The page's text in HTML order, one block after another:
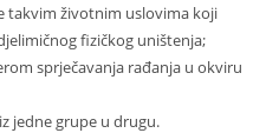
takvim životnim uslovima koji
fizičkog uništenja;
sprječavanja rađanja u okviru
jedne grupe u drugu.